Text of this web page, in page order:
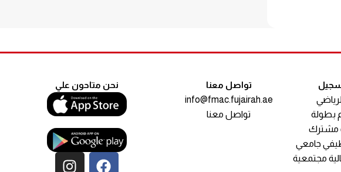
بطولة
مشترك
جامعي
مجتمعية
تواصل معنا
info@fmac.fujairah.ae
تواصل معنا
نحن متاحون علي